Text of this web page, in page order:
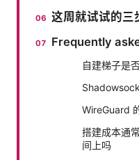
这周就试试的三
Frequently
自建梯子是
WireGuard
搭建成本通
间上吗